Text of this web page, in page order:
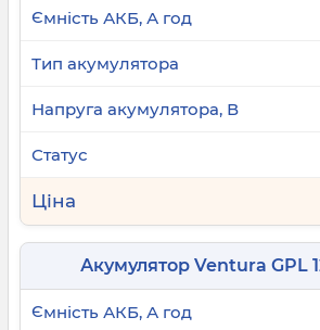
Акумулятор Ventura GPL